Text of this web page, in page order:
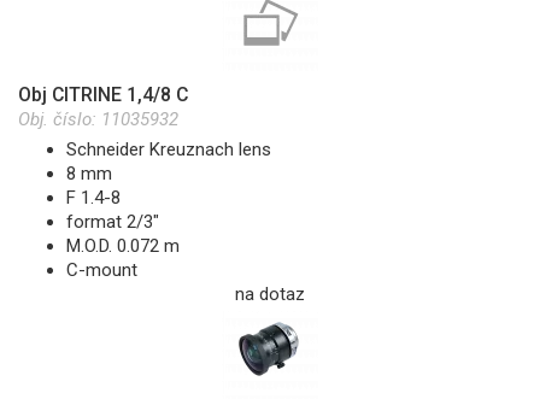
Obj CITRINE 1,4/8 C
Obj. číslo: 11035932
Schneider Kreuznach lens
8 mm
F 1.4-8
format 2/3"
M.O.D. 0.072 m
C-mount
na dotaz